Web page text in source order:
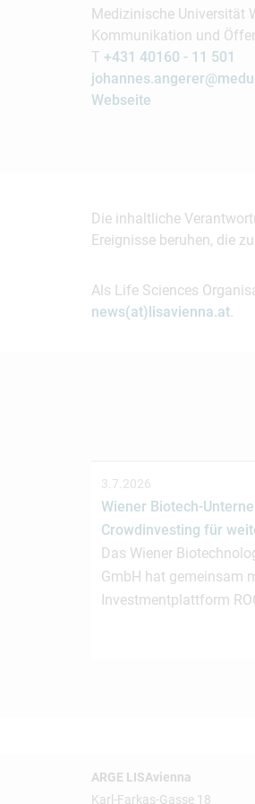
Medizinische Universität
Kommunikation und
T +431 40160 - 11 501
Webseite
Die inhaltliche
Ereignisse beruhen, die
Als Life Sciences
news(at)lisavienna.at.
3.7.2026
Wiener Biotech-
Crowdinvesting für
Das Wiener
GmbH hat gemeinsam
Investmentplattform
ARGE LISAvienna
Karl-Farkas-Gasse 18